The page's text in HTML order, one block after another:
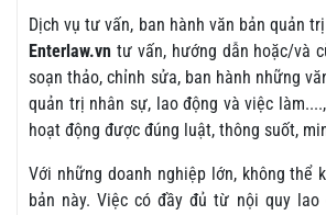
Dịch vụ tư vấn, ban hành văn bản quản
Enterlaw.vn tư vấn, hướng dẫn hoặc/và
soạn thảo, chỉnh sửa, ban hành những
quản trị nhân sự, lao động và việc
hoạt động được đúng luật, thông suốt,
Với những doanh nghiệp lớn, không thể
bản này. Việc có đầy đủ từ nội quy lao